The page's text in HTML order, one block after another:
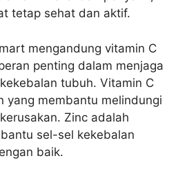
tetap sehat dan aktif.
mengandung vitamin C
penting dalam menjaga
tubuh. Vitamin C
yang membantu melindungi
Zinc adalah
sel-sel kekebalan
baik.